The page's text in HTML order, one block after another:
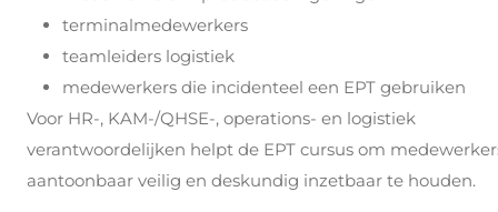
terminalmedewerkers
teamleiders logistiek
medewerkers die incidenteel een EPT gebruiken
Voor HR-, KAM-/QHSE-, operations- en logistiek
verantwoordelijken helpt de EPT cursus om
aantoonbaar veilig en deskundig inzetbaar te houden.